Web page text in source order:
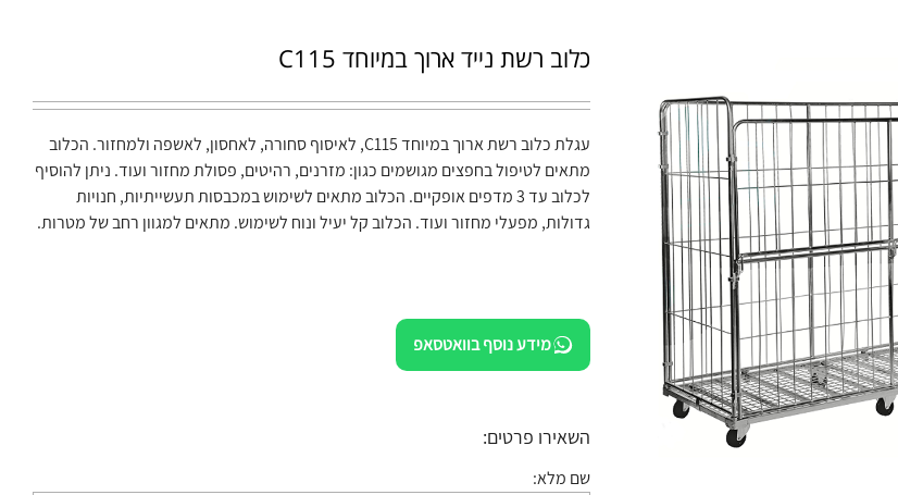
כלוב רשת נייד ארוך במיוחד C115
עגלת כלוב רשת ארוך במיוחד C115, לאיסוף סחורה, לאחסון, לאשפה ולמחזור. הכלוב
מתאים לטיפול בחפצים מגושמים כגון: מזרנים, רהיטים, פסולת מחזור ועוד. ניתן להוסיף
לכלוב עד 3 מדפים אופקיים. הכלוב מתאים לשימוש במכבסות תעשייתיות, חנויות
גדולות, מפעלי מחזור ועוד. הכלוב קל יעיל ונוח לשימוש. מתאים למגוון רחב של מטרות.
מידע נוסף בוואטסאפ
השאירו פרטים:
שם מלא: